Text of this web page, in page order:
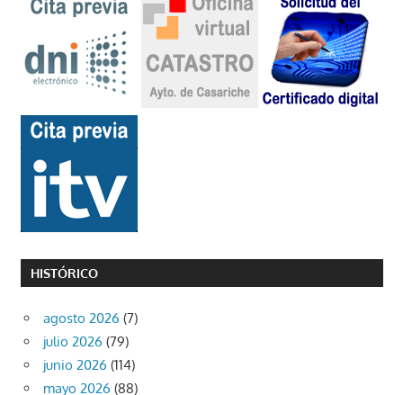
HISTÓRICO
agosto 2026 (7)
julio 2026 (79)
junio 2026 (114)
mayo 2026 (88)